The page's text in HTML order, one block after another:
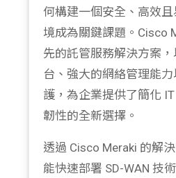
何構建一個安全、高效
境成為關鍵課題。Cisco
先的託管服務解決方案
台、強大的網絡管理能
護，為企業提供了簡化
韌性的全新選擇。
透過 Cisco Meraki 的解
能快速部署 SD-WAN 技